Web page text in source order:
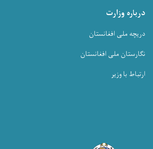
درباره وزارت
دریچه ملی افغانستان
نگارستان ملی افغانستان
ارتباط با وزیر